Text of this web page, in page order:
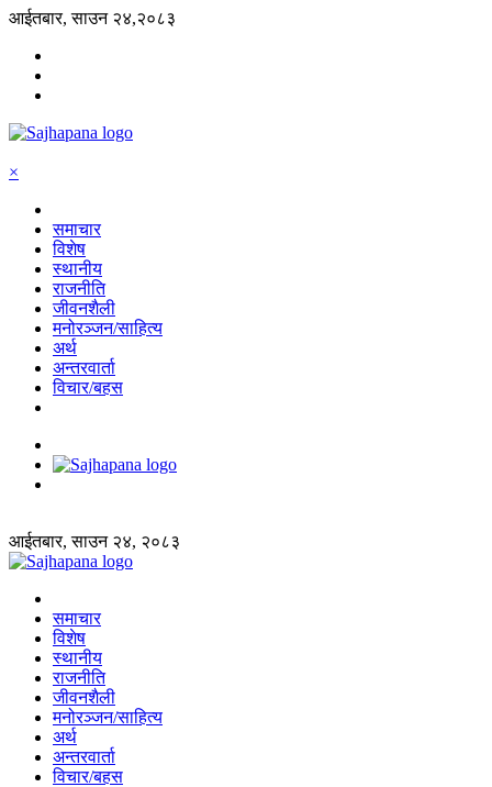
आईतबार, साउन २४,२०८३
×
समाचार
विशेष
स्थानीय
राजनीति
जीवनशैली
मनोरञ्जन/साहित्य
अर्थ
अन्तरवार्ता
विचार/बहस
आईतबार, साउन २४, २०८३
समाचार
विशेष
स्थानीय
राजनीति
जीवनशैली
मनोरञ्जन/साहित्य
अर्थ
अन्तरवार्ता
विचार/बहस